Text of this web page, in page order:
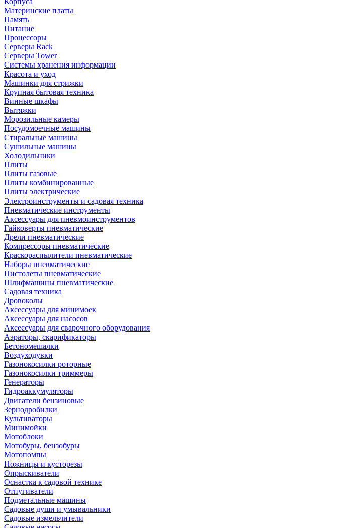
Материнские платы
Память
Питание
Процессоры
Серверы Rack
Серверы Tower
Системы хранения информации
Красота и уход
Машинки для стрижки
Крупная бытовая техника
Винные шкафы
Вытяжки
Морозильные камеры
Посудомоечные машины
Стиральные машины
Сушильные машины
Холодильники
Плиты
Плиты газовые
Плиты комбинированные
Плиты электрические
Электроинструменты и садовая техника
Пневматические инструменты
Аксессуары для пневмоинструментов
Гайковерты пневматические
Дрели пневматические
Компрессоры пневматические
Краскораспылители пневматические
Наборы пневматические
Пистолеты пневматические
Шлифмашины пневматические
Садовая техника
Дровоколы
Аксессуары для минимоек
Аксессуары для насосов
Аксессуары для сварочного оборудования
Аэраторы, скарификаторы
Бетономешалки
Воздуходувки
Газонокосилки роторные
Газонокосилки триммеры
Генераторы
Гидроаккумуляторы
Двигатели бензиновые
Зернодробилки
Культиваторы
Минимойки
Мотоблоки
Мотобуры, бензобуры
Мотопомпы
Ножницы и кусторезы
Опрыскиватели
Оснастка к садовой технике
Отпугиватели
Подметальные машины
Садовые души и умывальники
Садовые измельчители